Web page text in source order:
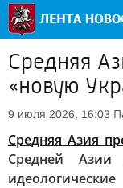
Средняя
«новую
9 июля 2026, 16:03
Средняя Азия
Средней Азии